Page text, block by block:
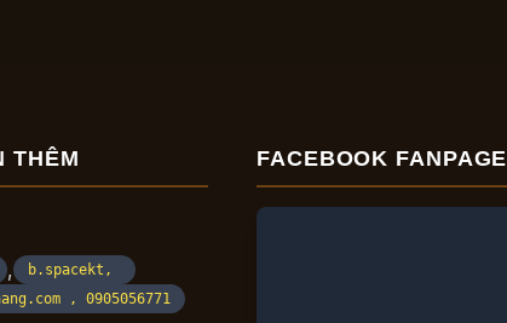
THÊM
,
b.spacekt,
, 0905056771
FACEBOOK FANPAGE